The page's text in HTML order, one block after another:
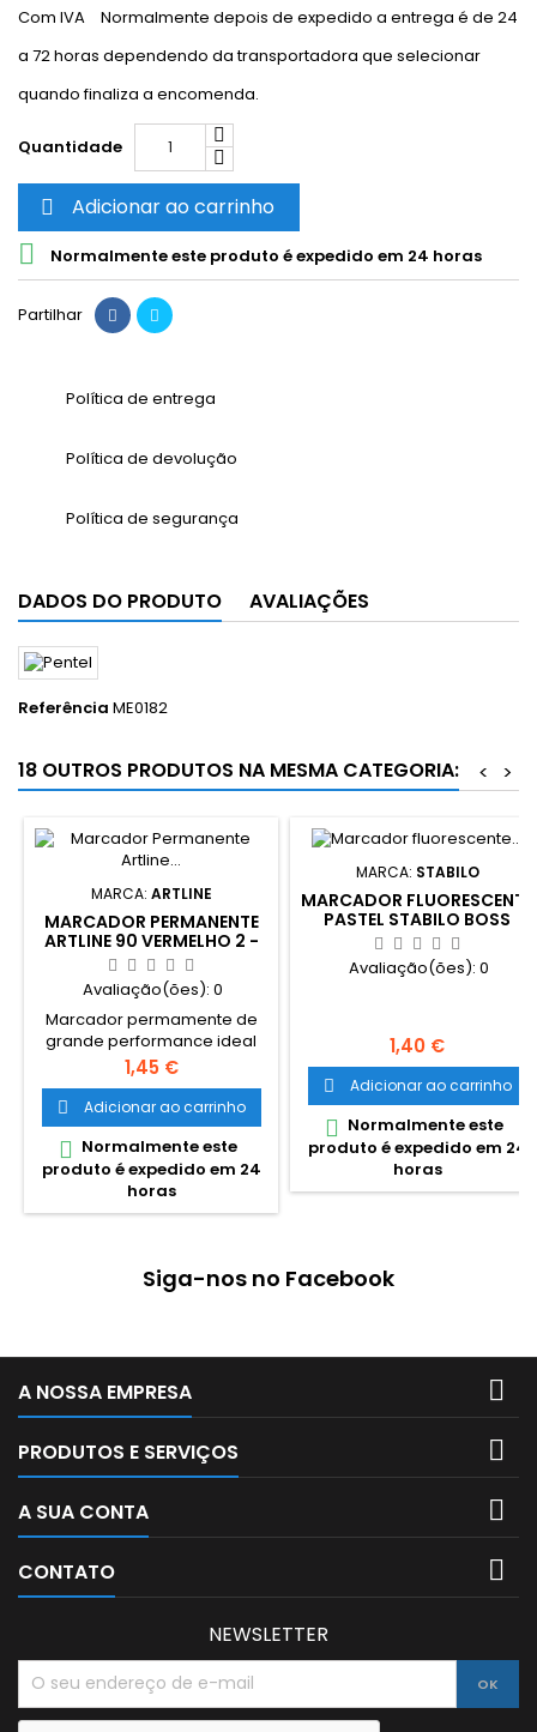
Com IVA
Normalmente depois de expedido a entrega é de 24
a 72 horas dependendo da transportadora que selecionar
quando finaliza a encomenda.
Quantidade
 Adicionar ao carrinho
 Normalmente este produto é expedido em 24 horas
Partilhar
Política de entrega
Política de devolução
Política de segurança
DADOS DO PRODUTO AVALIAÇÕES
Referência ME0182
18 OUTROS PRODUTOS NA MESMA CATEGORIA: >
<
MARCA: ARTLINE
MARCADOR PERMANENTE
ARTLINE 90 VERMELHO 2 -
5MM
Avaliação(ões): 0
Marcador permamente de
grande performance ideal
para todos os tipos de
marcação permanente, de
superfícies porosas como
papelão e madeira a
superfícies não porosas
como aço e vidro. Ponta
biselada que permite escrita
de 2mm e 5mm.
Preço
1,45 €
 Adicionar ao carrinho
 Normalmente este
produto é expedido em 24
horas
MARCA: STABILO
MARCADOR FLUORESCENTE
PASTEL STABILO BOSS
ROSA CEREJA
Avaliação(ões): 0
Preço
1,40 €
 Adicionar ao carrinho
 Normalmente este
produto é expedido em 24
horas
Siga-nos no Facebook
A NOSSA EMPRESA 
PRODUTOS E SERVIÇOS 
A SUA CONTA 
CONTATO 
NEWSLETTER